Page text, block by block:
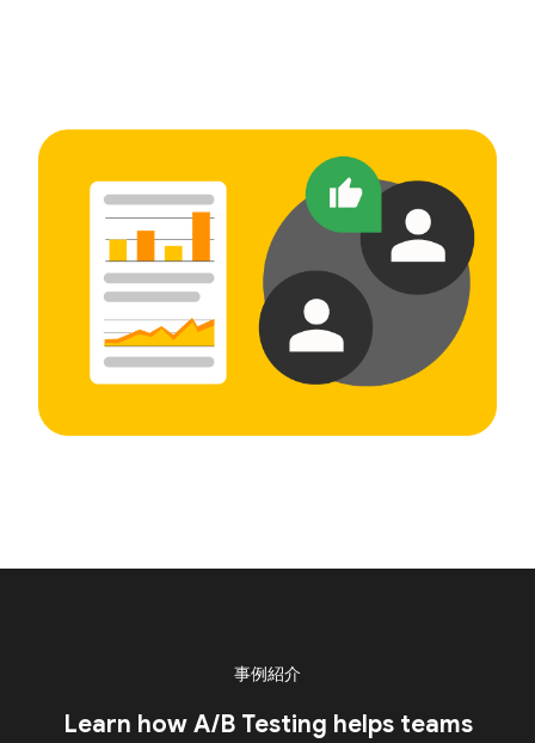
事例紹介
Learn how A/B Testing helps teams